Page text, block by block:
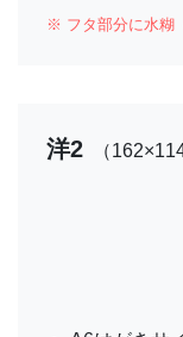
※ フタ部分に水糊
洋2 （162×114